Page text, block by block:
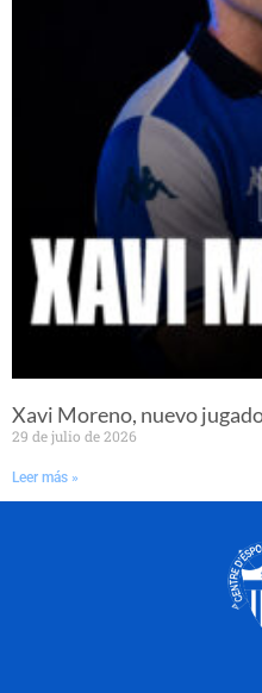
Xavi Moreno, nuevo
29 de julio de 2026
Leer más »